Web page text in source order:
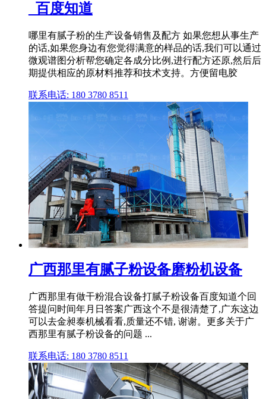
_百度知道
哪里有腻子粉的生产设备销售及配方 如果您想从事生产
的话,如果您身边有您觉得满意的样品的话,我们可以通过
微观谱图分析帮您确定各成分比例,进行配方还原,然后后
期提供相应的原材料推荐和技术支持。方便留电胶
联系电话: 180 3780 8511
广西那里有腻子粉设备磨粉机设备
广西那里有做干粉混合设备打腻子粉设备百度知道个回
答提问时间年月日答案广西这个不是很清楚了,广东这边
可以去金昶泰机械看看,质量还不错, 谢谢。更多关于广
西那里有腻子粉设备的问题 ...
联系电话: 180 3780 8511